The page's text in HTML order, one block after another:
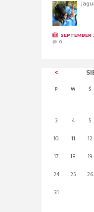
SEPTEMBER
0
P W Ś
3
4 5
10
11 12
17
18 19
24
25 26
31